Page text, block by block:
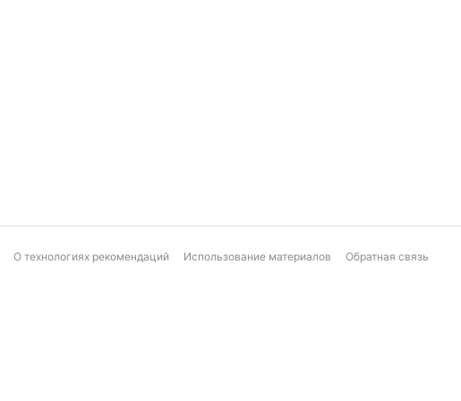
О технологиях рекомендаций Использование материалов Обратная связь